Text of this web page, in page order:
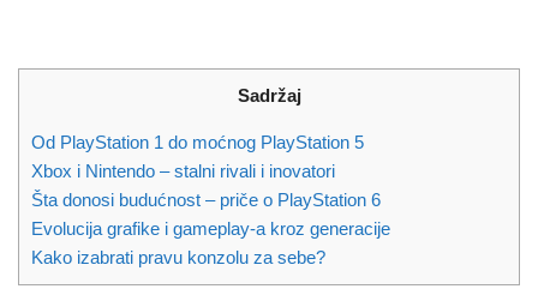
Sadržaj
Od PlayStation 1 do moćnog PlayStation 5
Xbox i Nintendo – stalni rivali i inovatori
Šta donosi budućnost – priče o PlayStation 6
Evolucija grafike i gameplay-a kroz generacije
Kako izabrati pravu konzolu za sebe?